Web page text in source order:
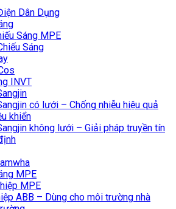
Dân Dụng
Sáng MPE
Sáng
INVT
có lưới – Chống nhiễu hiệu quả
khiển
không lưới – Giải pháp truyền tín
MPE
MPE
ABB – Dùng cho môi trường nhà